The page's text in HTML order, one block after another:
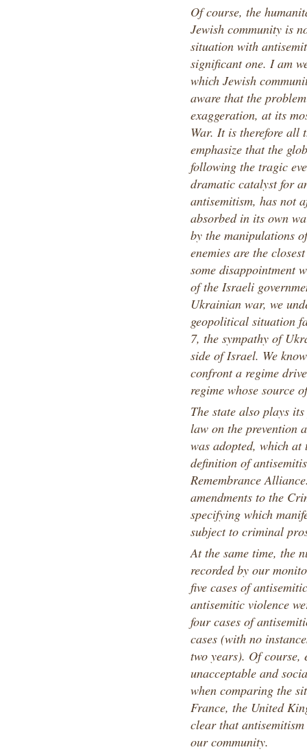
Of course, the
Jewish community is
situation with
significant one. I am
which Jewish
aware that the
exaggeration, at its
War. It is therefore all
emphasize that the
following the tragic
dramatic catalyst for
antisemitism, has not
absorbed in its own
by the manipulations
enemies are the
some disappointment
of the Israeli
Ukrainian war, we
geopolitical situation
7, the sympathy of
side of Israel. We
confront a regime
regime whose source
The state also plays
law on the prevention
was adopted, which
definition of
Remembrance
amendments to the
specifying which
subject to criminal
At the same time, the
recorded by our
five cases of
antisemitic violence
four cases of
cases (with no
two years). Of course,
unacceptable and
when comparing the
France, the United
clear that
our community.